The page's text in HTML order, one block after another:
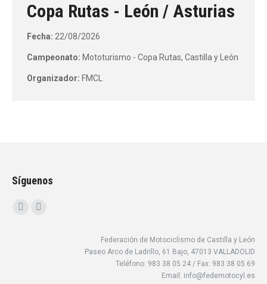
Copa Rutas - León / Asturias
Fecha: 22/08/2026
Campeonato: Mototurismo - Copa Rutas, Castilla y León
Organizador: FMCL
Síguenos
Encuéntranos en:
Federación de Motociclismo de Castilla y León
Paseo Arco de Ladrillo, 61 Bajo, 47013 VALLADOLID
Teléfono: 983 38 05 24 / Fax: 983 38 05 69
Email: info@fedemotocyl.es